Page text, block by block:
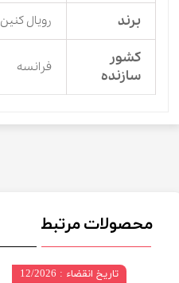
برند رویال کنین
کشور
سازنده
فرانسه
محصولات مرتبط
تاریخ انقضاء : 12/2026